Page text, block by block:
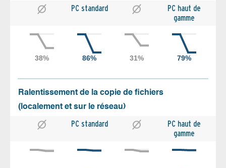
PC standard
PC haut de
gamme
Ralentissement de la copie de fichiers
(localement et sur le réseau)
PC standard
PC haut de
gamme